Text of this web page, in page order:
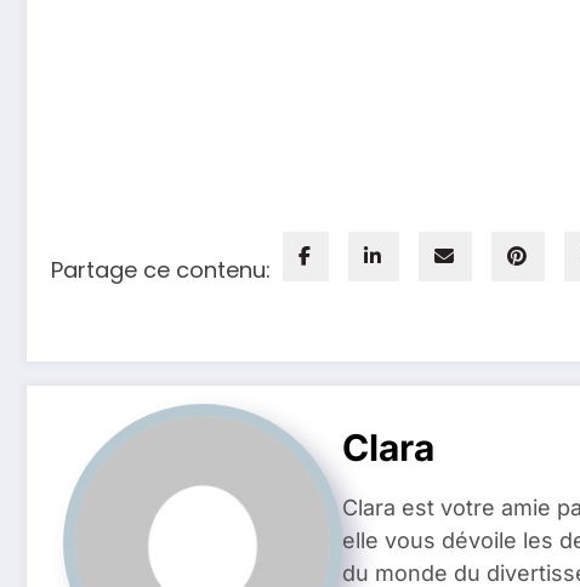
Partage ce contenu:
Clara
Clara est votre amie
elle vous dévoile les
du monde du